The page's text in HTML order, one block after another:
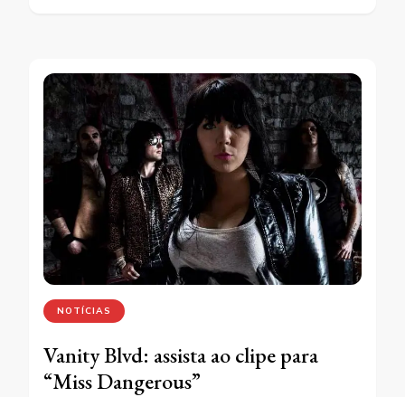
NOTÍCIAS
Vanity Blvd: assista ao clipe para
“Miss Dangerous”